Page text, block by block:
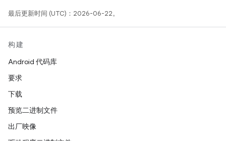
最后更新时间 (UTC)：2026-06-22。
构建
Android 代码库
要求
下载
预览二进制文件
出厂映像